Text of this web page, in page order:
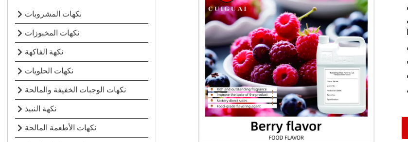
نكهات المشروبات
نكهات المخبوزات
نكهة الفاكهة
نكهات الحلويات
نكهات الوجبات الخفيفة والمالحة
نكهة النبيذ
نكهات الأطعمة المالحة